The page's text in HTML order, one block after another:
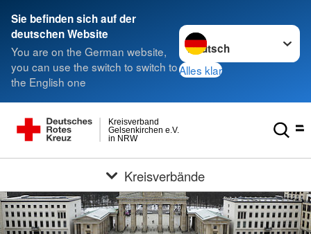
Sie befinden sich auf der
deutschen Website
You are on the German website,
you can use the switch to switch to
the English one
Sprache wechseln zu
Alles klar
in NRW
Gelsenkirchen e.V.
Kreisverband
Kreisverbände